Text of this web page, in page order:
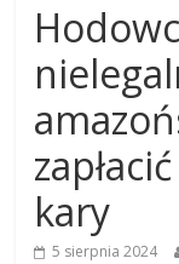
kary
5 sierpnia 2024